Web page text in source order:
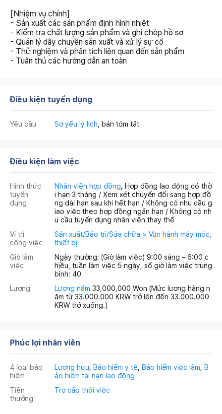
[Nhiệm vụ chính]
- Sản xuất các sản phẩm định hình nhiệt
- Kiểm tra chất lượng sản phẩm và ghi chép hồ sơ
- Quản lý dây chuyền sản xuất và xử lý sự cố
- Thử nghiệm và phân tích liên quan đến sản phẩm
- Tuân thủ các hướng dẫn an toàn
Điều kiện tuyển dụng
Yêu cầu Sơ yếu lý lịch , bản tóm tắt
Điều kiện làm việc
Hình thức
tuyển
dụng
Nhân viên hợp đồng , Hợp đồng lao động có thờ
i hạn 3 tháng / Xem xét chuyển đổi sang hợp đồ
ng dài hạn sau khi hết hạn / Không có nhu cầu g
iao việc theo hợp đồng ngắn hạn / Không có nh
u cầu tuyển dụng nhân viên thay thế
Vị trí
công việc
Sản xuất/Bảo trì/Sửa chữa > Vận hành máy móc,
thiết bị
Giờ làm
việc
Ngày thường: (Giờ làm việc) 9:00 sáng – 6:00 c
hiều, tuần làm việc 5 ngày, số giờ làm việc trung
bình: 40
Lương
Lương năm 33,000,000 Won (Mức lương hàng n
ăm từ 33.000.000 KRW trở lên đến 33.000.000
KRW trở xuống.)
Phúc lợi nhân viên
4 loại bảo
hiểm
Lương hưu Bảo hiểm y tế Bảo hiểm việc làm B
ảo hiểm tai nạn lao động
Tiền
thưởng
Trợ cấp thôi việc